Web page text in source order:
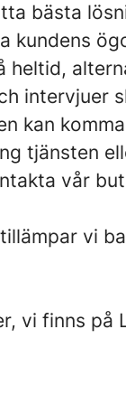
bästa
kundens
heltid,
intervjuer
kan
tjänsten
vår
vi
vi finns på